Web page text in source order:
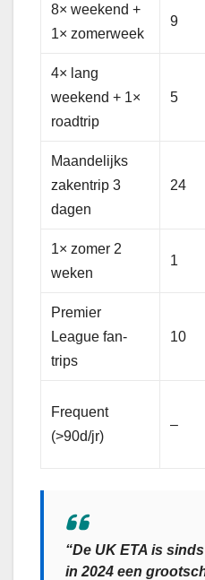
8× weekend +
1× zomerweek
9
4× lang
weekend + 1×
roadtrip
5
Maandelijks
zakentrip 3
dagen
24
1× zomer 2
weken
1
Premier
League fan-
trips
10
Frequent
(>90d/jr)
–
“De UK ETA is
in 2024 een